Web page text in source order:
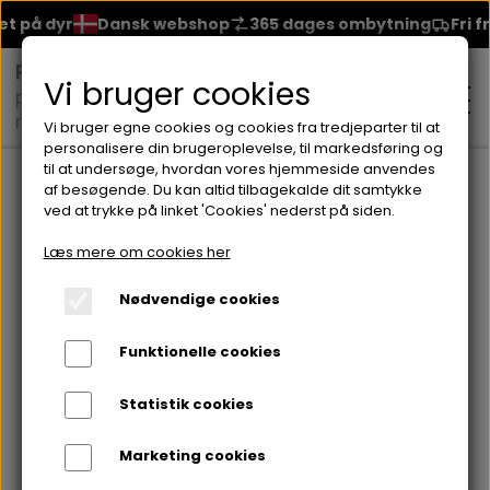
dyr Dansk webshop 365 dages ombytning Fri
MAKEUP
ANSIGT
FOUNDATION
BLUSH
BRYN
GEL
ØJNE
HUDPLEJE
ØJENCREME
HÅRPLEJE
SHAMPOO
Forside Brands Seventeen Neglelakker fra Seventeen
Vi bruger cookies
Vi bruger egne cookies og cookies fra tredjeparter til at
personalisere din brugeroplevelse, til markedsføring og
til at undersøge, hvordan vores hjemmeside anvendes
af besøgende. Du kan altid tilbagekalde dit samtykke
ved at trykke på linket 'Cookies' nederst på siden.
Læs mere om cookies her
Nødvendige cookies
Funktionelle cookies
Statistik cookies
Marketing cookies